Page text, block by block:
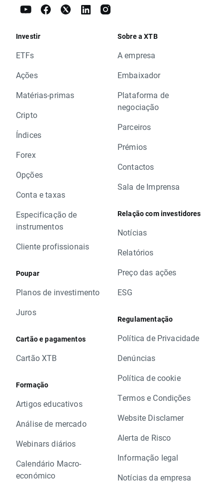
Investir
ETFs
Ações
Matérias-primas
Cripto
Índices
Forex
Opções
Conta e taxas
Especificação de
instrumentos
Cliente profissionais
Poupar
Planos de investimento
Juros
Cartão e pagamentos
Cartão XTB
Formação
Artigos educativos
Análise de mercado
Webinars diários
Calendário Macro-
económico
Sobre a XTB
A empresa
Embaixador
Plataforma de
negociação
Parceiros
Prémios
Contactos
Sala de Imprensa
Relação com investidores
Notícias
Relatórios
Preço das ações
ESG
Regulamentação
Política de Privacidade
Denúncias
Política de cookie
Termos e Condições
Website Disclamer
Alerta de Risco
Informação legal
Notícias da empresa